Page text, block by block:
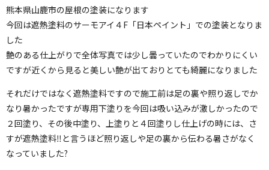
熊本県山鹿市の屋根の塗装になります
今回は遮熱塗料のサーモアイ４F「日本ペイント」での塗装となりま
した
艶のある仕上がりで全体写真では少し曇っていたのでわかりにくい
ですが近くから見ると美しい艶が出ておりとても綺麗になりました
それだけではなく遮熱塗料ですので施工前は足の裏や照り返しでか
なり暑かったですが専用下塗りを今回は吸い込みが激しかったので
２回塗り、その後中塗り、上塗りと４回塗りし仕上げの時には、さ
すが遮熱塗料‼︎と言うほど照り返しや足の裏から伝わる暑さがなく
なっていました?